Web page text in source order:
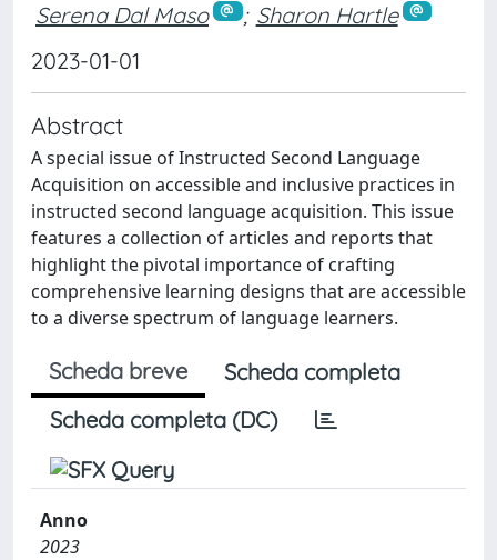
Serena Dal Maso ; Sharon Hartle
2023-01-01
Abstract
A special issue of Instructed Second Language
Acquisition on accessible and inclusive practices in
instructed second language acquisition. This issue
features a collection of articles and reports that
highlight the pivotal importance of crafting
comprehensive learning designs that are accessible
to a diverse spectrum of language learners.
Scheda breve
Scheda completa
Scheda completa (DC)
Anno
2023